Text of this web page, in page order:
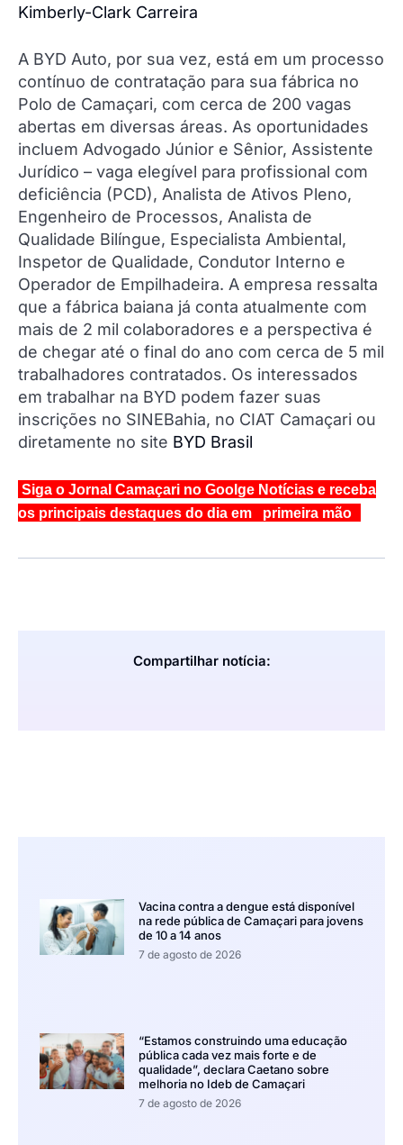
Kimberly-Clark Carreira
A BYD Auto, por sua vez, está em um processo
contínuo de contratação para sua fábrica no
Polo de Camaçari, com cerca de 200 vagas
abertas em diversas áreas. As oportunidades
incluem Advogado Júnior e Sênior, Assistente
Jurídico – vaga elegível para profissional com
deficiência (PCD), Analista de Ativos Pleno,
Engenheiro de Processos, Analista de
Qualidade Bilíngue, Especialista Ambiental,
Inspetor de Qualidade, Condutor Interno e
Operador de Empilhadeira. A empresa ressalta
que a fábrica baiana já conta atualmente com
mais de 2 mil colaboradores e a perspectiva é
de chegar até o final do ano com cerca de 5 mil
trabalhadores contratados. Os interessados
em trabalhar na BYD podem fazer suas
inscrições no SINEBahia, no CIAT Camaçari ou
diretamente no site BYD Brasil
Siga o Jornal Camaçari no Goolge Notícias e receba
os principais destaques do dia em primeira mão
Compartilhar notícia:
Vacina contra a dengue está disponível
na rede pública de Camaçari para jovens
de 10 a 14 anos
7 de agosto de 2026
“Estamos construindo uma educação
pública cada vez mais forte e de
qualidade”, declara Caetano sobre
melhoria no Ideb de Camaçari
7 de agosto de 2026